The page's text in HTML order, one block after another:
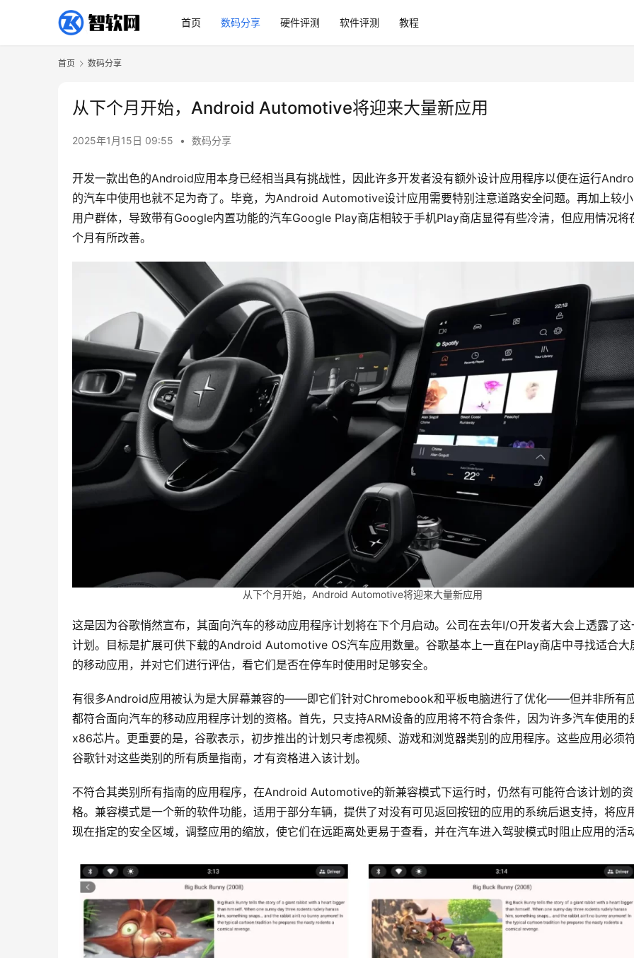
首页 数码分享 硬件评测 软件评测 教程
首页 数码分享
从下个月开始，Android Automotive将迎来大量新应用
2025年1月15日 09:55 • 数码分享
开发一款出色的Android应用本身已经相当具有挑战性，因此许多开发者没有额外设计应用程序以便在运行
的汽车中使用也就不足为奇了。毕竟，为Android Automotive设计应用需要特别注意道路安全问题。再加上较
用户群体，导致带有Google内置功能的汽车Google Play商店相较于手机Play商店显得有些冷清，但应用情况将
个月有所改善。
从下个月开始，Android Automotive将迎来大量新应用
这是因为谷歌悄然宣布，其面向汽车的移动应用程序计划将在下个月启动。公司在去年I/O开发者大会上透露了这
计划。目标是扩展可供下载的Android Automotive OS汽车应用数量。谷歌基本上一直在Play商店中寻找适合大
的移动应用，并对它们进行评估，看它们是否在停车时使用时足够安全。
有很多Android应用被认为是大屏幕兼容的——即它们针对Chromebook和平板电脑进行了优化——但并非所有
都符合面向汽车的移动应用程序计划的资格。首先，只支持ARM设备的应用将不符合条件，因为许多汽车使用的
x86芯片。更重要的是，谷歌表示，初步推出的计划只考虑视频、游戏和浏览器类别的应用程序。这些应用必须
谷歌针对这些类别的所有质量指南，才有资格进入该计划。
不符合其类别所有指南的应用程序，在Android Automotive的新兼容模式下运行时，仍然有可能符合该计划的资
格。兼容模式是一个新的软件功能，适用于部分车辆，提供了对没有可见返回按钮的应用的系统后退支持，将应
现在指定的安全区域，调整应用的缩放，使它们在远距离处更易于查看，并在汽车进入驾驶模式时阻止应用的活动